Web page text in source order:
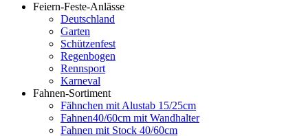
Feiern-Feste-Anlässe
Deutschland
Garten
Schützenfest
Regenbogen
Rennsport
Karneval
Fahnen-Sortiment
Fähnchen mit Alustab 15/25cm
Fahnen40/60cm mit Wandhalter
Fahnen mit Stock 40/60cm